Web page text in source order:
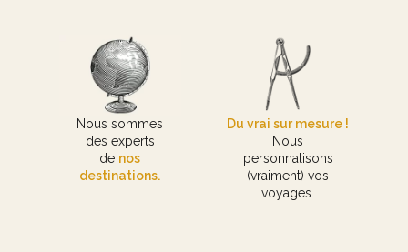
Nous sommes
des experts
de nos
destinations.
Du vrai sur mesure !
Nous
personnalisons
(vraiment) vos
voyages.